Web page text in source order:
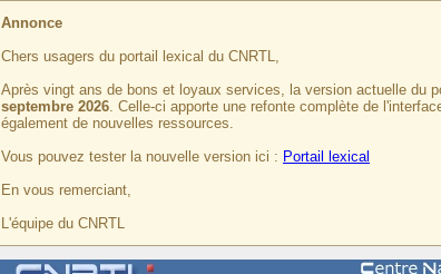
Annonce
Chers usagers du portail lexical du CNRTL,
Après vingt ans de bons et loyaux services, la version actuelle du
septembre 2026. Celle-ci apporte une refonte complète de
également de nouvelles ressources.
Vous pouvez tester la nouvelle version ici : Portail lexical
En vous remerciant,
L'équipe du CNRTL